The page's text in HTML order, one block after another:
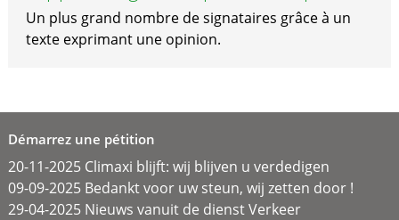
Un plus grand nombre de signataires grâce à un
texte exprimant une opinion.
Démarrez une pétition
20-11-2025 Climaxi blijft: wij blijven u verdedigen
09-09-2025 Bedankt voor uw steun, wij zetten door !
29-04-2025 Nieuws vanuit de dienst Verkeer